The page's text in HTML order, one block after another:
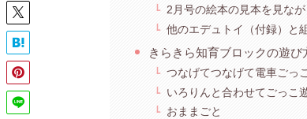
2月号の絵本の見本を見なが
他のエデュトイ（付録）と
きらきら知育ブロックの遊び
つなげてつなげて電車ごっこ
いろりんと合わせてごっこ
おままごと